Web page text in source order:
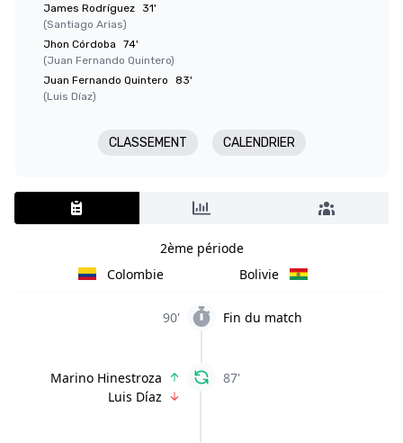
James Rodríguez
31'
(Santiago Arias)
Jhon Córdoba
74'
(Juan Fernando Quintero)
Juan Fernando Quintero
83'
(Luis Díaz)
CLASSEMENT CALENDRIER
2ème période
Colombie
Bolivie
90' Fin du match
87'
Marino Hinestroza
Luis Díaz